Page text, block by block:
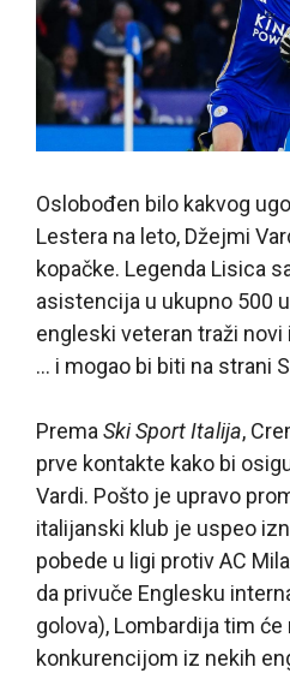
Oslobođen bilo kakvog
Lestera na leto, Džejmi
kopačke. Legenda Lisica
asistencija u ukupno 500
engleski veteran traži
… i mogao bi biti na strani
Prema Ski Sport Italija,
prve kontakte kako bi
Vardi. Pošto je upravo
italijanski klub je uspeo
pobede u ligi protiv AC
da privuče Englesku
golova), Lombardija tim
konkurencijom iz nekih